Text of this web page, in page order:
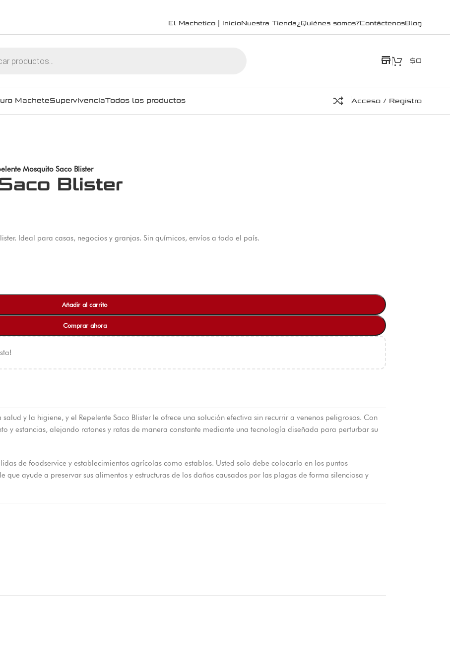
El Machetico | InicioNuestra Tienda¿Quiénes somos?ContáctenosBlog
store $0
MacheteSupervivenciaTodos los productos Acceso / Registro
Mosquito Saco Blister
Blister
Ideal para casas, negocios y granjas. Sin químicos, envíos a todo el país.
Añadir al carrito
Comprar ahora
y la higiene, y el Repelente Saco Blister le ofrece una solución efectiva sin recurrir a venenos peligrosos. Con
y estancias, alejando ratones y ratas de manera constante mediante una tecnología diseñada para perturbar su
de foodservice y establecimientos agrícolas como establos. Usted solo debe colocarlo en los puntos
ayude a preservar sus alimentos y estructuras de los daños causados por las plagas de forma silenciosa y